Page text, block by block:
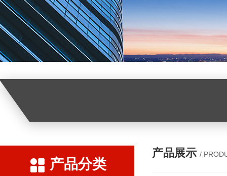
产品分类
产品展示 /